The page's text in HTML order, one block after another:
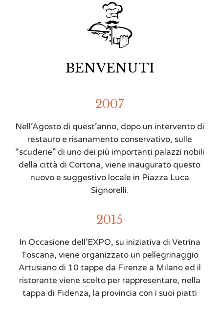

BENVENUTI
2007
Nell’Agosto di quest’anno, dopo un intervento di
restauro e risanamento conservativo, sulle
“scuderie” di uno dei più importanti palazzi nobili
della città di Cortona, viene inaugurato questo
nuovo e suggestivo locale in Piazza Luca
Signorelli.
2015
In Occasione dell’EXPO, su iniziativa di Vetrina
Toscana, viene organizzato un pellegrinaggio
Artusiano di 10 tappe da Firenze a Milano ed il
ristorante viene scelto per rappresentare, nella
tappa di Fidenza, la provincia con i suoi piatti